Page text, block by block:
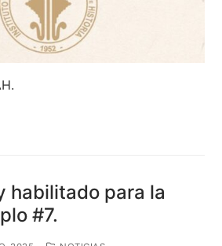
habilitado para la
#7.